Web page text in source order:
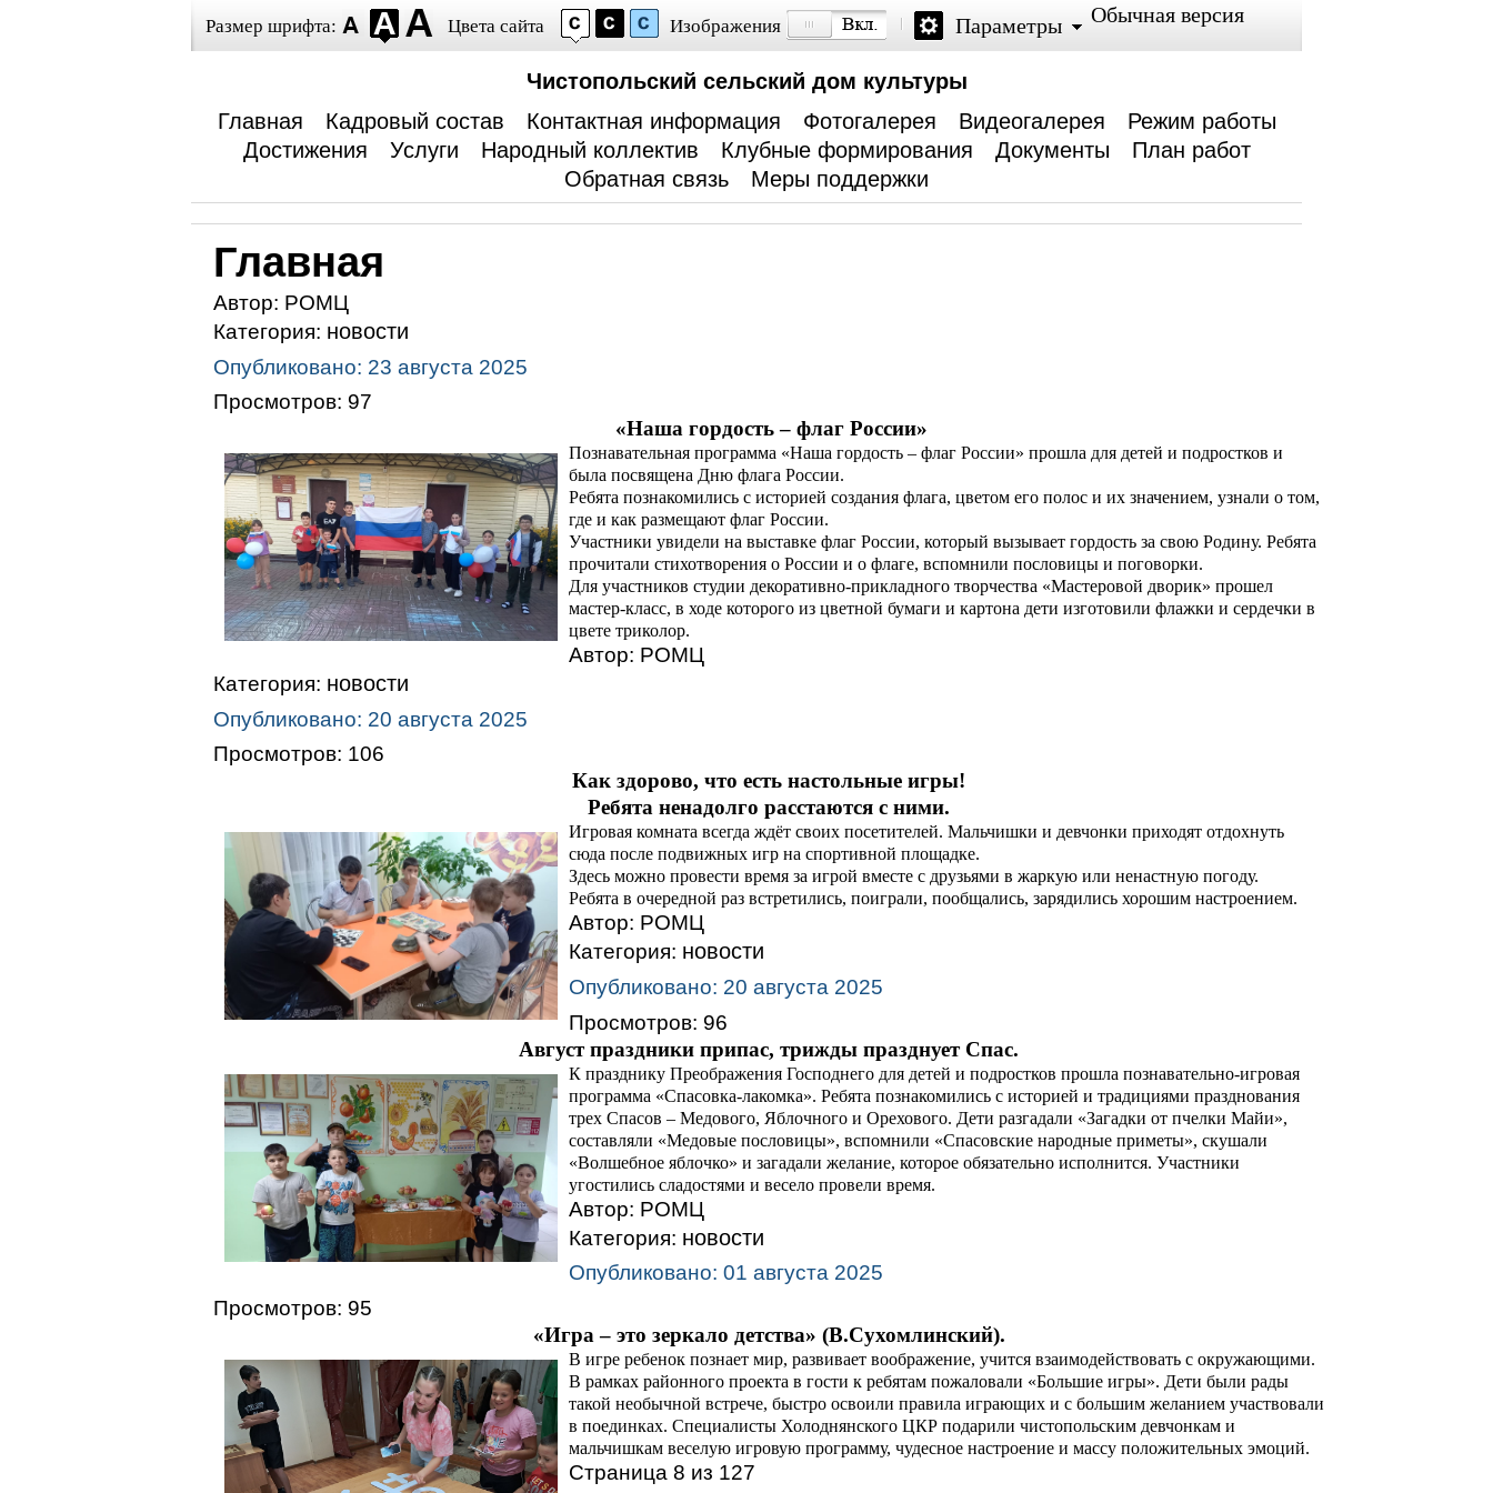
Размер шрифта: Цвета сайта Изображения Параметры Обычная версия
Чистопольский сельский дом культуры
Главная
Кадровый состав Контактная информация Фотогалерея Видеогалерея
Режим работы
Достижения
Услуги Народный коллектив Клубные формирования Документы
План работ
Обратная связь
Меры поддержки
Главная
Автор: РОМЦ
Категория: новости
Опубликовано: 23 августа 2025
Просмотров: 97
«Наша гордость – флаг России»
Познавательная программа «Наша гордость – флаг России» прошла для детей и подростков и
была посвящена Дню флага России.
Ребята познакомились с историей создания флага, цветом его полос и их значением, узнали о том,
где и как размещают флаг России.
Участники увидели на выставке флаг России, который вызывает гордость за свою Родину. Ребята
прочитали стихотворения о России и о флаге, вспомнили пословицы и поговорки.
Для участников студии декоративно-прикладного творчества «Мастеровой дворик» прошел
мастер-класс, в ходе которого из цветной бумаги и картона дети изготовили флажки и сердечки в
цвете триколор.
Автор: РОМЦ
Категория: новости
Опубликовано: 20 августа 2025
Просмотров: 106
Как здорово, что есть настольные игры!
Ребята ненадолго расстаются с ними.
Игровая комната всегда ждёт своих посетителей. Мальчишки и девчонки приходят отдохнуть
сюда после подвижных игр на спортивной площадке.
Здесь можно провести время за игрой вместе с друзьями в жаркую или ненастную погоду.
Ребята в очередной раз встретились, поиграли, пообщались, зарядились хорошим настроением.
Автор: РОМЦ
Категория: новости
Опубликовано: 20 августа 2025
Просмотров: 96
Август праздники припас, трижды празднует Спас.
К празднику Преображения Господнего для детей и подростков прошла познавательно-игровая
программа «Спасовка-лакомка». Ребята познакомились с историей и традициями празднования
трех Спасов – Медового, Яблочного и Орехового. Дети разгадали «Загадки от пчелки Майи»,
составляли «Медовые пословицы», вспомнили «Спасовские народные приметы», скушали
«Волшебное яблочко» и загадали желание, которое обязательно исполнится. Участники
угостились сладостями и весело провели время.
Автор: РОМЦ
Категория: новости
Опубликовано: 01 августа 2025
Просмотров: 95
«Игра – это зеркало детства» (В.Сухомлинский).
В игре ребенок познает мир, развивает воображение, учится взаимодействовать с окружающими.
В рамках районного проекта в гости к ребятам пожаловали «Большие игры». Дети были рады
такой необычной встрече, быстро освоили правила играющих и с большим желанием участвовали
в поединках. Специалисты Холоднянского ЦКР подарили чистопольским девчонкам и
мальчишкам веселую игровую программу, чудесное настроение и массу положительных эмоций.
Страница 8 из 127